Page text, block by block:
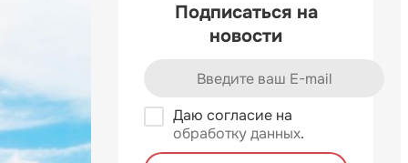
Подписаться на
новости
Даю согласие на
обработку данных.